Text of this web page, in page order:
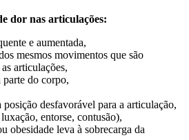
dor nas articulações:
e aumentada,
mesmos movimentos que são
articulações,
parte do corpo,
desfavorável para a articulação,
entorse, contusão),
obesidade leva à sobrecarga da